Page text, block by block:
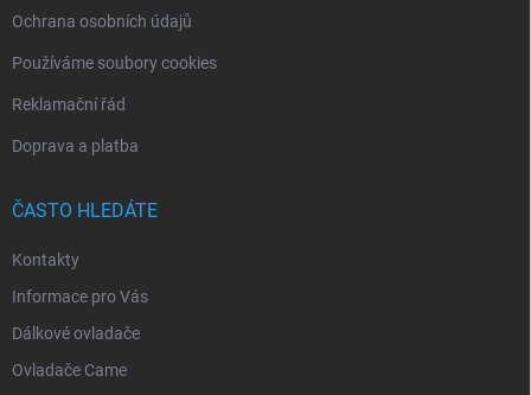
Ochrana osobních údajů
Používáme soubory cookies
Reklamační řád
Doprava a platba
ČASTO HLEDÁTE
Kontakty
Informace pro Vás
Dálkové ovladače
Ovladače Came